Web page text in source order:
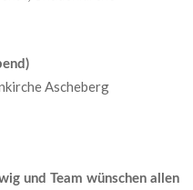
Ascheberg
und Team wünschen allen